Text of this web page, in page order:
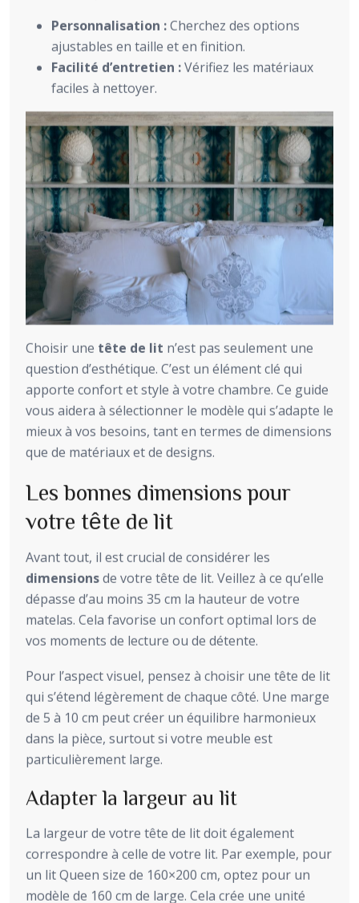
Personnalisation :Cherchez des options
ajustables en taille et en finition.
Facilité d’entretien :Vérifiez les matériaux
faciles à nettoyer.
Choisir une tête de lit n’est pas seulement une
question d’esthétique. C’est un élément clé qui
apporte confort et style à votre chambre. Ce guide
vous aidera à sélectionner le modèle qui s’adapte le
mieux à vos besoins, tant en termes de dimensions
que de matériaux et de designs.
Les bonnes dimensions pour
votre tête de lit
Avant tout, il est crucial de considérer les
dimensionsde votre tête de lit. Veillez à ce qu’elle
dépasse d’au moins 35 cm la hauteur de votre
matelas. Cela favorise un confort optimal lors de
vos moments de lecture ou de détente.
Pour l’aspect visuel, pensez à choisir une tête de lit
qui s’étend légèrement de chaque côté. Une marge
de 5 à 10 cm peut créer un équilibre harmonieux
dans la pièce, surtout si votre meuble est
particulièrement large.
Adapter la largeur au lit
La largeur de votre tête de lit doit également
correspondre à celle de votre lit. Par exemple, pour
un lit Queen size de 160×200 cm, optez pour un
modèle de 160 cm de large. Cela crée une unité